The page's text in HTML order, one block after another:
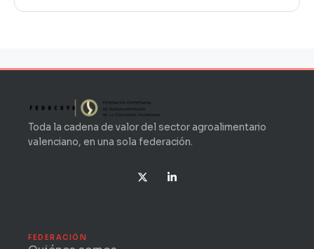
Toda la cadena de valor del sector agroalimentario
valenciano, en una sola federación.
X
- i
FEDERACIÓN